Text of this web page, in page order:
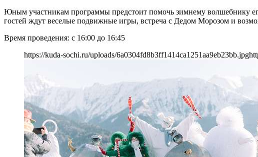
Юным участникам программы предстоит помочь зимнему волшебнику
гостей ждут веселые подвижные игры, встреча с Дедом Морозом и
Время проведения: с 16:00 до 16:45
https://kuda-sochi.ru/uploads/6a0304fd8b3ff1414ca1251aa9eb23bb.jpg